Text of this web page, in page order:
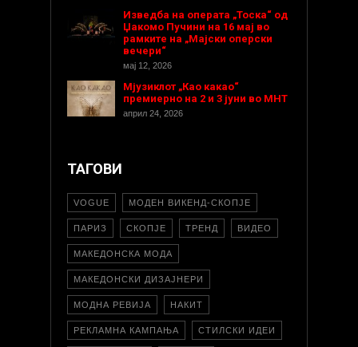
Изведба на операта „Тоска“ од
Џакомо Пучини на 16 мај во
рамките на „Мајски оперски
вечери“
мај 12, 2026
Мјузиклот „Као какао“
премиерно на 2 и 3 јуни во МНТ
април 24, 2026
ТАГОВИ
VOGUE МОДЕН ВИКЕНД-СКОПЈЕ
ПАРИЗ СКОПЈЕ ТРЕНД ВИДЕО
МАКЕДОНСКА МОДА
МАКЕДОНСКИ ДИЗАЈНЕРИ
МОДНА РЕВИЈА НАКИТ
РЕКЛАМНА КАМПАЊА СТИЛСКИ ИДЕИ